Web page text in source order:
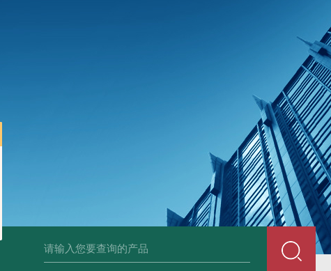
DM50C绝缘电阻测试仪 SLB-II全自动变比测试仪 BY2672数字兆欧表